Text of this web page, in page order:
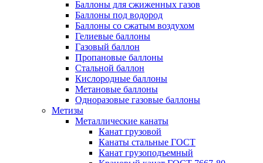
Баллоны для сжиженных газов
Баллоны под водород
Баллоны со сжатым воздухом
Гелиевые баллоны
Газовый баллон
Пропановые баллоны
Стальной баллон
Кислородные баллоны
Метановые баллоны
Одноразовые газовые баллоны
Метизы
Металлические канаты
Канат грузовой
Канаты стальные ГОСТ
Канат грузоподъемный